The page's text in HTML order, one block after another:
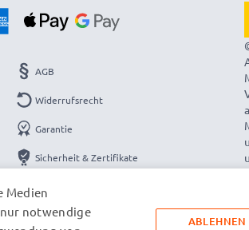
AGB
Widerrufsrecht
Garantie
Sicherheit & Zertifikate
Impressum
Medien
notwendige
ABLEHNEN